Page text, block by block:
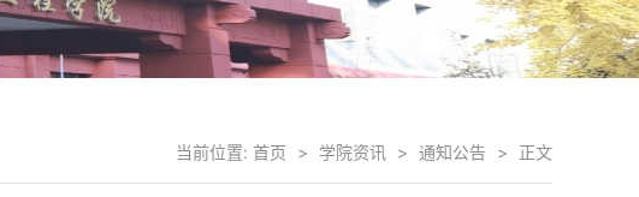
当前位置: 首页 > 学院资讯 > 通知公告 > 正文